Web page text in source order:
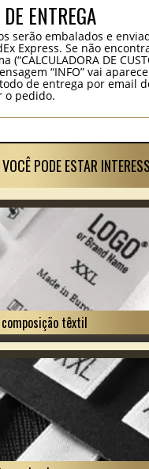
ENTREGA
serão embalados e
Express. Se não
DE
“INFO” vai
de entrega por email
o pedido.
PODE ESTAR
têxtil